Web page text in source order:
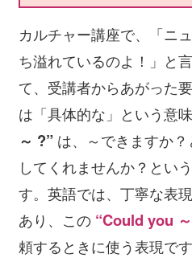
カルチャー講座で、「ニ
ち溢れているのよ！」と
て、受講者からあがった要
は「具体的な」という意味
～ ?” は、～できますか
してくれませんか？とい
す。英語では、丁寧な表
あり、この “Could you
頼するときに使う表現で